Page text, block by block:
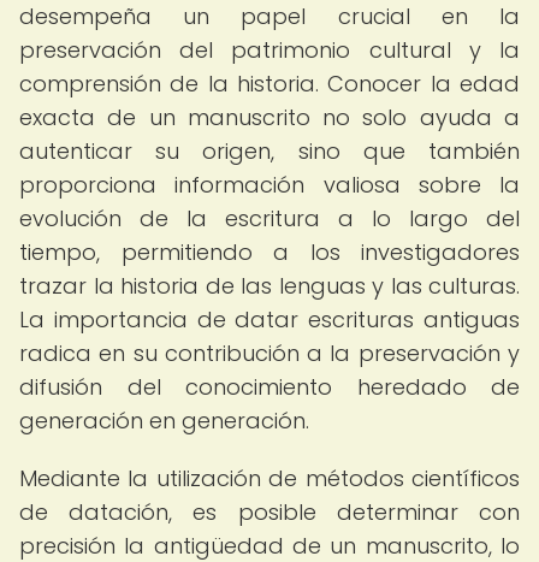
desempeña un papel crucial en la
preservación del patrimonio cultural y la
comprensión de la historia. Conocer la edad
exacta de un manuscrito no solo ayuda a
autenticar su origen, sino que también
proporciona información valiosa sobre la
evolución de la escritura a lo largo del
tiempo, permitiendo a los investigadores
trazar la historia de las lenguas y las culturas.
La importancia de datar escrituras antiguas
radica en su contribución a la preservación y
difusión del conocimiento heredado de
generación en generación.
Mediante la utilización de métodos científicos
de datación, es posible determinar con
precisión la antigüedad de un manuscrito, lo